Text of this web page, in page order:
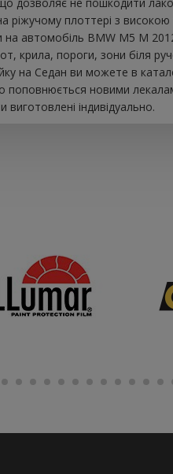
ріжучому плоттері з
автомобіль BMW M5 M
крила, пороги, зони біля
на Седан ви можете в
поповнюється новими
індивідуально.